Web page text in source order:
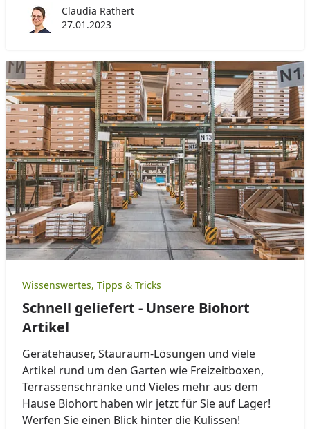
Claudia Rathert
27.01.2023
Wissenswertes, Tipps & Tricks
Schnell geliefert - Unsere Biohort
Artikel
Gerätehäuser, Stauraum-Lösungen und viele
Artikel rund um den Garten wie Freizeitboxen,
Terrassenschränke und Vieles mehr aus dem
Hause Biohort haben wir jetzt für Sie auf Lager!
Werfen Sie einen Blick hinter die Kulissen!